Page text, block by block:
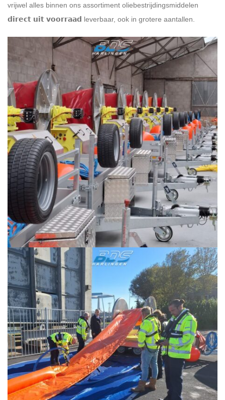
vrijwel alles binnen ons assortiment oliebestrijdingsmiddelen
𝗱𝗶𝗿𝗲𝗰𝘁 𝘂𝗶𝘁 𝘃𝗼𝗼𝗿𝗿𝗮𝗮𝗱 leverbaar, ook in grotere aantallen.